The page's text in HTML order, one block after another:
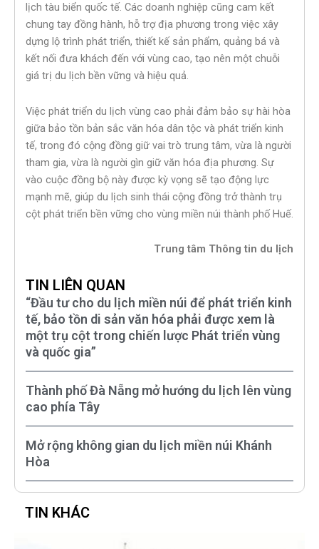
lịch tàu biển quốc tế. Các doanh nghiệp cũng cam kết
chung tay đồng hành, hỗ trợ địa phương trong việc xây
dựng lộ trình phát triển, thiết kế sản phẩm, quảng bá và
kết nối đưa khách đến với vùng cao, tạo nên một chuỗi
giá trị du lịch bền vững và hiệu quả.
Việc phát triển du lịch vùng cao phải đảm bảo sự hài hòa
giữa bảo tồn bản sắc văn hóa dân tộc và phát triển kinh
tế, trong đó cộng đồng giữ vai trò trung tâm, vừa là người
tham gia, vừa là người gìn giữ văn hóa địa phương. Sự
vào cuộc đồng bộ này được kỳ vọng sẽ tạo động lực
mạnh mẽ, giúp du lịch sinh thái cộng đồng trở thành trụ
cột phát triển bền vững cho vùng miền núi thành phố Huế.
Trung tâm Thông tin du lịch
TIN LIÊN QUAN
“Đầu tư cho du lịch miền núi để phát triển kinh
tế, bảo tồn di sản văn hóa phải được xem là
một trụ cột trong chiến lược Phát triển vùng
và quốc gia”
Thành phố Đà Nẵng mở hướng du lịch lên vùng
cao phía Tây
Mở rộng không gian du lịch miền núi Khánh
Hòa
TIN KHÁC